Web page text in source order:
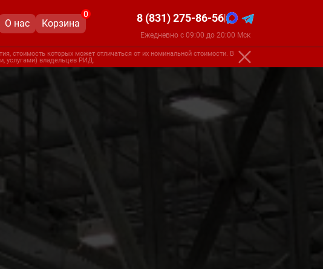
О нас Корзина
0 8 (831) 275-86-56|
Ежедневно с 09:00 до 20:00 Мск
стоимость которых может отличаться от их номинальной стоимости. В
услугами) владельцев РИД.